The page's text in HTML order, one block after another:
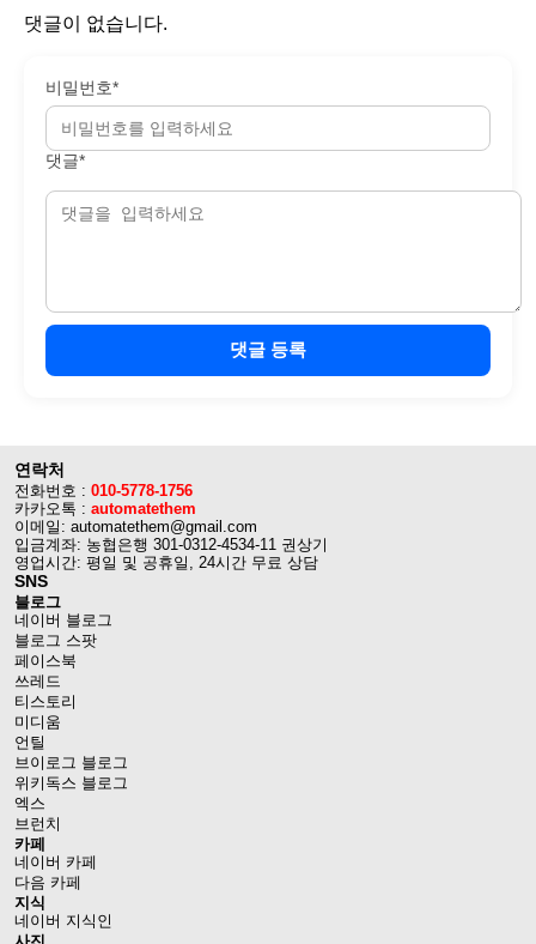
댓글이 없습니다.
비밀번호*
댓글*
댓글 등록
연락처
전화번호 : 010-5778-1756
카카오톡 : automatethem
이메일: automatethem@gmail.com
입금계좌: 농협은행 301-0312-4534-11 권상기
영업시간: 평일 및 공휴일, 24시간 무료 상담
SNS
블로그
네이버 블로그
블로그 스팟
페이스북
쓰레드
티스토리
미디움
언틸
브이로그 블로그
위키독스 블로그
엑스
브런치
카페
네이버 카페
다음 카페
지식
네이버 지식인